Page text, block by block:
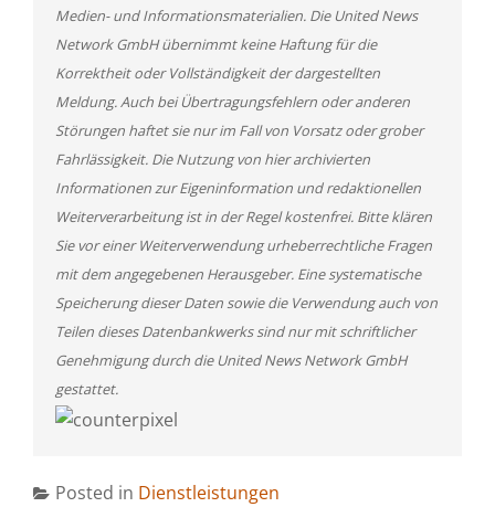
Medien- und Informationsmaterialien. Die United News
Network GmbH übernimmt keine Haftung für die
Korrektheit oder Vollständigkeit der dargestellten
Meldung. Auch bei Übertragungsfehlern oder anderen
Störungen haftet sie nur im Fall von Vorsatz oder grober
Fahrlässigkeit. Die Nutzung von hier archivierten
Informationen zur Eigeninformation und redaktionellen
Weiterverarbeitung ist in der Regel kostenfrei. Bitte klären
Sie vor einer Weiterverwendung urheberrechtliche Fragen
mit dem angegebenen Herausgeber. Eine systematische
Speicherung dieser Daten sowie die Verwendung auch von
Teilen dieses Datenbankwerks sind nur mit schriftlicher
Genehmigung durch die United News Network GmbH
gestattet.
Posted in Dienstleistungen